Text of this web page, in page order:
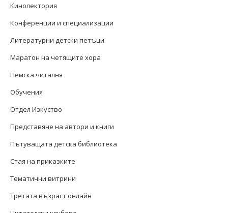
Кинолектория
Конференции и специализации
Литературни детски петъци
Маратон на четящите хора
Немска читалня
Обучения
Отдел Изкуство
Представяне на автори и книги
Пътуващата детска библиотека
Стая на приказките
Тематични витрини
Третата възраст онлайн